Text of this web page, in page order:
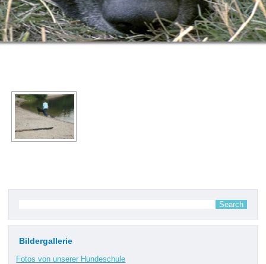
Bildergallerie
Fotos von unserer Hundeschule